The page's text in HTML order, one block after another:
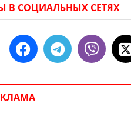
В СОЦИАЛЬНЫХ СЕТЯХ